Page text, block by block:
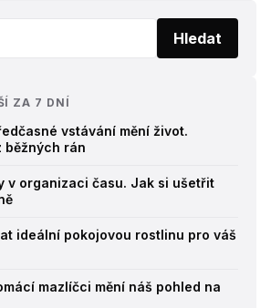
Hledat
ZA 7 DNÍ
vstávání mění život.
běžných rán
v organizaci času. Jak si ušetřit
ideální pokojovou rostlinu pro váš
mazlíčci mění náš pohled na